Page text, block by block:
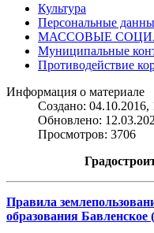
Культура
Персональные
МАССОВЫЕ
Муниципальные
Противодействие
Информация о материале
Создано: 04.10.2016,
Обновлено:
Просмотров: 3706
Правила
образования Бавленское